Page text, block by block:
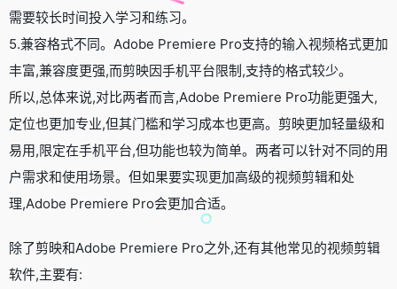
需要较长时间投入学习和练习。
5.兼容格式不同。Adobe Premiere Pro支持的输入视频格式更加
丰富,兼容度更强,而剪映因手机平台限制,支持的格式较少。
所以,总体来说,对比两者而言,Adobe Premiere Pro功能更强大,
定位也更加专业,但其门槛和学习成本也更高。剪映更加轻量级和
易用,限定在手机平台,但功能也较为简单。两者可以针对不同的用
户需求和使用场景。但如果要实现更加高级的视频剪辑和处
理,Adobe Premiere Pro会更加合适。
除了剪映和Adobe Premiere Pro之外,还有其他常见的视频剪辑
软件,主要有: